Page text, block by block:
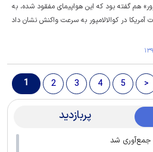
هم گفته بود که این هواپیمای مفقود شده، به
در کوالالامپور به سرعت واکنش نشان داد
1 2 3 4 5 >
پربازدید